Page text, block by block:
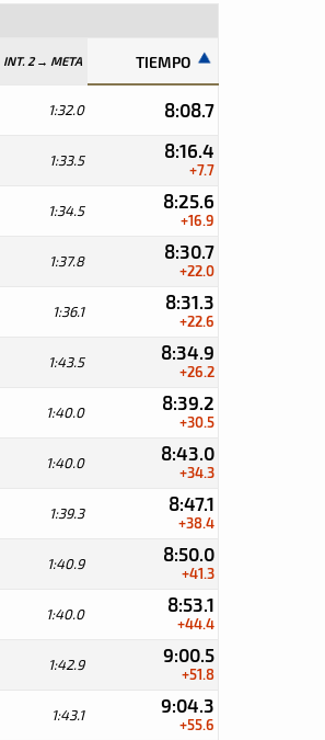
INT. 2 → META TIEMPO
1:32.0 8:08.7
1:33.5 8:16.4
+7.7
1:34.5 8:25.6
+16.9
1:37.8 8:30.7
+22.0
1:36.1 8:31.3
+22.6
1:43.5 8:34.9
+26.2
1:40.0 8:39.2
+30.5
1:40.0 8:43.0
+34.3
1:39.3 8:47.1
+38.4
1:40.9 8:50.0
+41.3
1:40.0 8:53.1
+44.4
1:42.9 9:00.5
+51.8
1:43.1 9:04.3
+55.6